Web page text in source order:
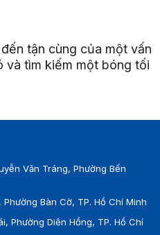
tận cùng của một vấn
và tìm kiếm một bóng tối
Văn Tráng, Phường Bến
Bàn Cờ, TP. Hồ Chí Minh
Phường Diên Hồng, TP. Hồ Chí